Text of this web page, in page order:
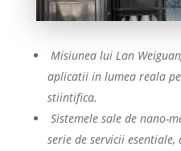
Misiunea lui Lan
aplicatii in lumea reala
stiintifica.
Sistemele sale de nano-
serie de servicii